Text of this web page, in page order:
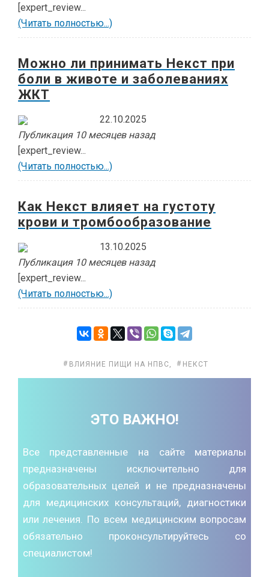
[expert_review...
(Читать полностью...)
Можно ли принимать Некст при
боли в животе и заболеваниях
ЖКТ
22.10.2025
Публикация 10 месяцев назад
[expert_review...
(Читать полностью...)
Как Некст влияет на густоту
крови и тромбообразование
13.10.2025
Публикация 10 месяцев назад
[expert_review...
(Читать полностью...)
ВЛИЯНИЕ ПИЩИ НА НПВС, НЕКСТ
ЭТО ВАЖНО!
Все представленные на сайте материалы
предназначены исключительно для
образовательных целей и не предназначены
для медицинских консультаций, диагностики
или лечения. По всем медицинским вопросам
обязательно проконсультируйтесь со
специалистом!